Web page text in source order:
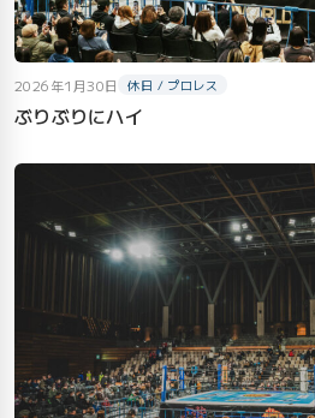
2026年1月30日 休日 / プロレス
ぶりぶりにハイ